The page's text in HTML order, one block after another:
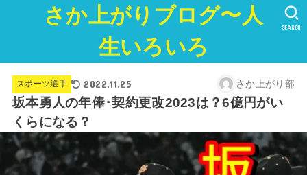
さか上がりブログ〜人
生いろいろ
SEARCH
スポーツ選手 2022.11.25 さか上がり部
坂本勇人の年俸･契約更改2023は？6億円がい
くらになる？